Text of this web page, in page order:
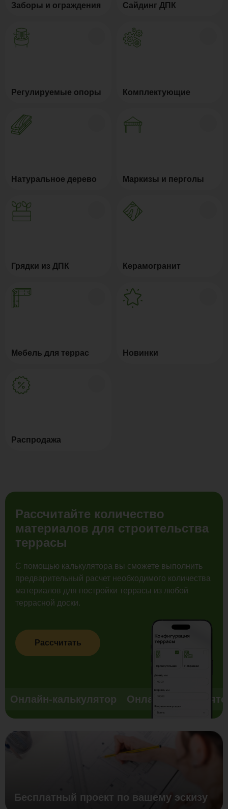
Заборы и ограждения Сайдинг ДПК
Регулируемые опоры Комплектующие
Натуральное дерево Маркизы и перголы
Грядки из ДПК Керамогранит
Мебель для террас Новинки
Распродажа
Рассчитайте количество
материалов для строительства
террасы
С помощью калькулятора вы сможете выполнить
предварительный расчет необходимого количества
материалов для постройки террасы из любой
террасной доски.
Рассчитать
Онлайн-калькулятор Онлайн-
Бесплатный проект по вашему эскизу